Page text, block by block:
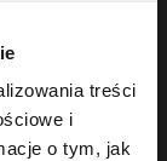
treści
i
o tym, jak
By ONLYBIO
nasady 100ml
dni przed